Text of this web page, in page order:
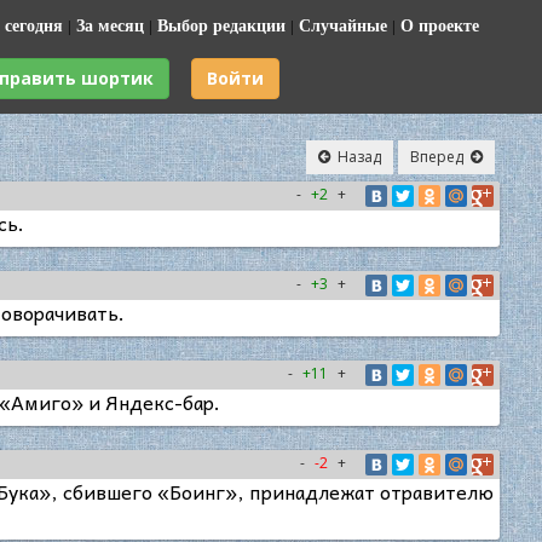
сегодня | За месяц | Выбор редакции | Случайные | О проекте
шортик Войти
Назад
Вперед
- +2 +
- +3 +
- +11 +
и Яндекс-бар.
- -2 +
сбившего «Боинг», принадлежат отравителю